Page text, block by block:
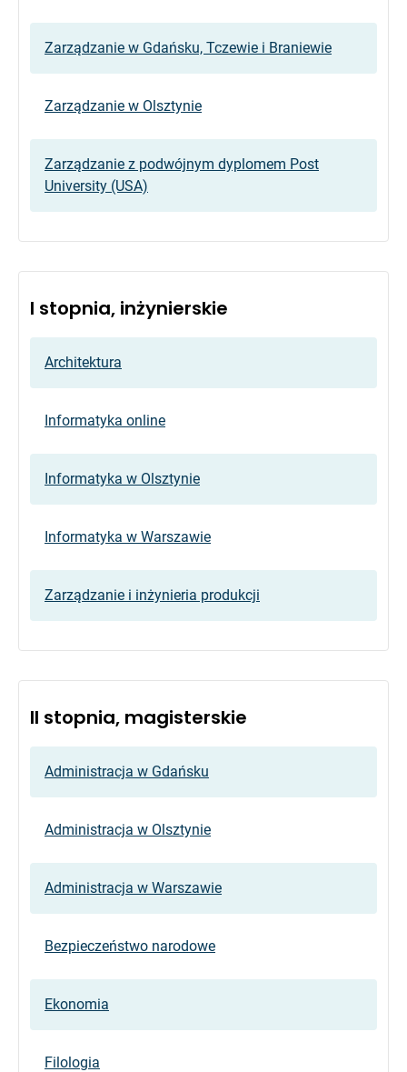
Zarządzanie w Gdańsku, Tczewie i Braniewie
Zarządzanie w Olsztynie
Zarządzanie z podwójnym dyplomem Post
University (USA)
I stopnia, inżynierskie
Architektura
Informatyka online
Informatyka w Olsztynie
Informatyka w Warszawie
Zarządzanie i inżynieria produkcji
II stopnia, magisterskie
Administracja w Gdańsku
Administracja w Olsztynie
Administracja w Warszawie
Bezpieczeństwo narodowe
Ekonomia
Filologia